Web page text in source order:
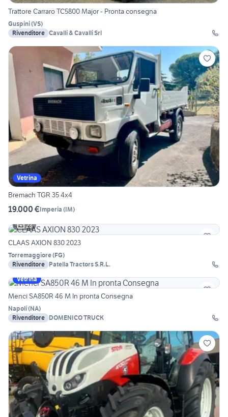
Trattore Carraro TC5800 Major - Pronta consegna
Guspini(VS)
Rivenditore Cavalli & Cavalli Srl
Vetrina
Bremach TGR 35 4x4
19.000 €Imperia (IM)
23
CLAAS AXION 830 2023
Torremaggiore(FG)
Rivenditore Patella Tractors S.R.L.
Vetrina
Menci SA850R 46 M In pronta Consegna
Napoli(NA)
Rivenditore DOMENICO TRUCK